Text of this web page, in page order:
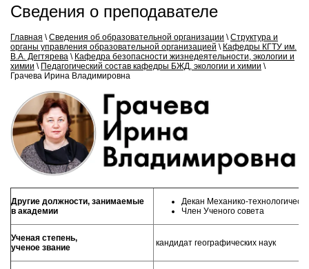
Сведения о преподавателе
Главная \Сведения об образовательной организации \Структура и
органы управления образовательной организацией \ Кафедры КГТУ им.
В.А. Дегтярева \ Кафедра безопасности жизнедеятельности, экологии и
химии \ Педагогический состав кафедры БЖД, экологии и химии \
Грачева Ирина Владимировна
Другие должности, занимаемые
в академии
Декан Механико-
Член Ученого совета
Ученая степень,
ученое звание
кандидат географических наук